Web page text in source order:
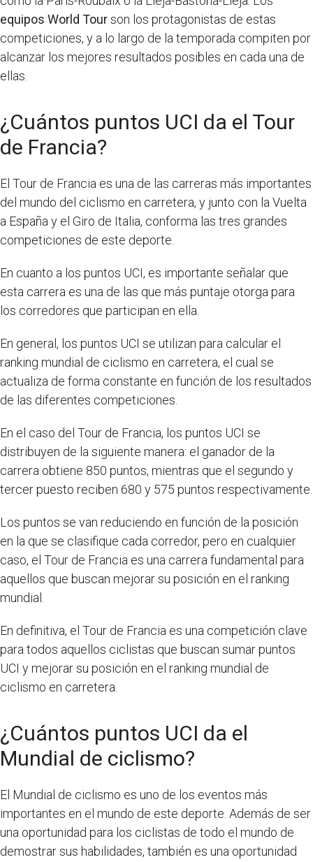
equipos World Tourson los protagonistas de estas
competiciones, y a lo largo de la temporada compiten por
alcanzar los mejores resultados posibles en cada una de
ellas.
¿Cuántos puntos UCI da el Tour
de Francia?
El Tour de Francia es una de las carreras más importantes
del mundo del ciclismo en carretera, y junto con la Vuelta
a España y el Giro de Italia, conforma las tres grandes
competiciones de este deporte.
En cuanto a los puntos UCI, es importante señalar que
esta carrera es una de las que más puntaje otorga para
los corredores que participan en ella.
En general, los puntos UCI se utilizan para calcular el
ranking mundial de ciclismo en carretera, el cual se
actualiza de forma constante en función de los resultados
de las diferentes competiciones.
En el caso del Tour de Francia, los puntos UCI se
distribuyen de la siguiente manera: el ganador de la
carrera obtiene 850 puntos, mientras que el segundo y
tercer puesto reciben 680 y 575 puntos respectivamente.
Los puntos se van reduciendo en función de la posición
en la que se clasifique cada corredor, pero en cualquier
caso, el Tour de Francia es una carrera fundamental para
aquellos que buscan mejorar su posición en el ranking
mundial.
En definitiva, el Tour de Francia es una competición clave
para todos aquellos ciclistas que buscan sumar puntos
UCI y mejorar su posición en el ranking mundial de
ciclismo en carretera.
¿Cuántos puntos UCI da el
Mundial de ciclismo?
El Mundial de ciclismo es uno de los eventos más
importantes en el mundo de este deporte. Además de ser
una oportunidad para los ciclistas de todo el mundo de
demostrar sus habilidades, también es una oportunidad